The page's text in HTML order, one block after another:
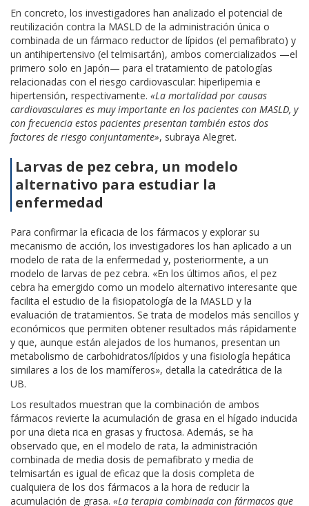
En concreto, los investigadores han analizado el potencial de
reutilización contra la MASLD de la administración única o
combinada de un fármaco reductor de lípidos (el pemafibrato) y
un antihipertensivo (el telmisartán), ambos comercializados —el
primero solo en Japón— para el tratamiento de patologías
relacionadas con el riesgo cardiovascular: hiperlipemia e
hipertensión, respectivamente. «La mortalidad por causas
cardiovasculares es muy importante en los pacientes con MASLD, y
con frecuencia estos pacientes presentan también estos dos
factores de riesgo conjuntamente», subraya Alegret.
Larvas de pez cebra, un modelo
alternativo para estudiar la
enfermedad
Para confirmar la eficacia de los fármacos y explorar su
mecanismo de acción, los investigadores los han aplicado a un
modelo de rata de la enfermedad y, posteriormente, a un
modelo de larvas de pez cebra. «En los últimos años, el pez
cebra ha emergido como un modelo alternativo interesante que
facilita el estudio de la fisiopatología de la MASLD y la
evaluación de tratamientos. Se trata de modelos más sencillos y
económicos que permiten obtener resultados más rápidamente
y que, aunque están alejados de los humanos, presentan un
metabolismo de carbohidratos/lípidos y una fisiología hepática
similares a los de los mamíferos», detalla la catedrática de la
UB.
Los resultados muestran que la combinación de ambos
fármacos revierte la acumulación de grasa en el hígado inducida
por una dieta rica en grasas y fructosa. Además, se ha
observado que, en el modelo de rata, la administración
combinada de media dosis de pemafibrato y media de
telmisartán es igual de eficaz que la dosis completa de
cualquiera de los dos fármacos a la hora de reducir la
acumulación de grasa. «La terapia combinada con fármacos que